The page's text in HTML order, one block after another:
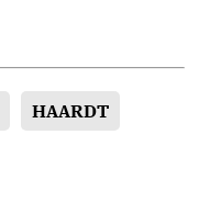
HAARDT